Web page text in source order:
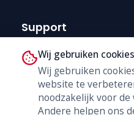
Support
Technische Dienst
Trainingen
B2B Shop
Wij gebruiken cookies
Wij gebruiken
website te
noodzakelijk voor
Andere helpen ons